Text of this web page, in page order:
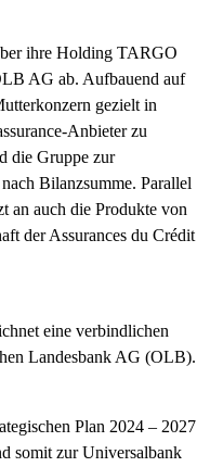
ihre Holding TARGO
AG ab. Aufbauend auf
gezielt in
Anbieter zu
die Gruppe zur
Bilanzsumme. Parallel
auch die Produkte von
der Assurances du Crédit
eine verbindlichen
Landesbank AG (OLB).
Plan 2024 – 2027
somit zur Universalbank